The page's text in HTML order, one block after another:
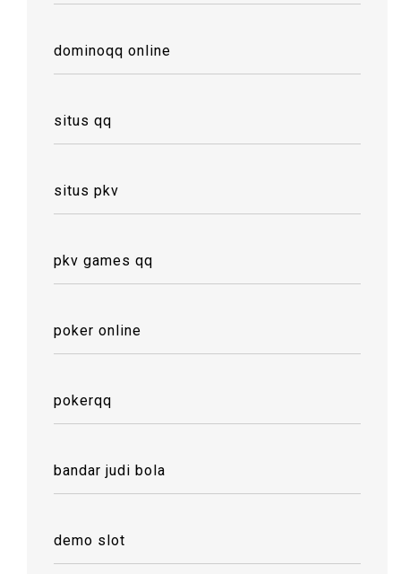
dominoqq online
situs qq
situs pkv
pkv games qq
poker online
pokerqq
bandar judi bola
demo slot